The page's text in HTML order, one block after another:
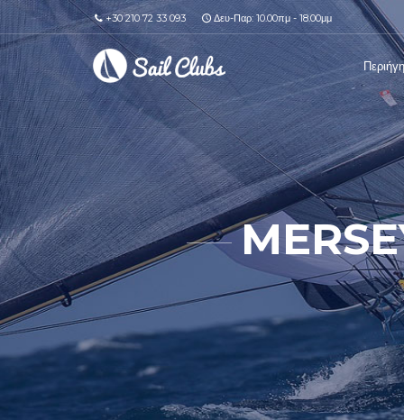
+30 210 72 33 093 Δευ-Παρ: 10.00πμ - 18.00μμ